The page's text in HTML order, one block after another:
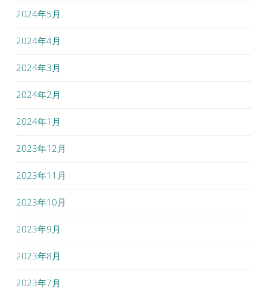
2024年5月
2024年4月
2024年3月
2024年2月
2024年1月
2023年12月
2023年11月
2023年10月
2023年9月
2023年8月
2023年7月